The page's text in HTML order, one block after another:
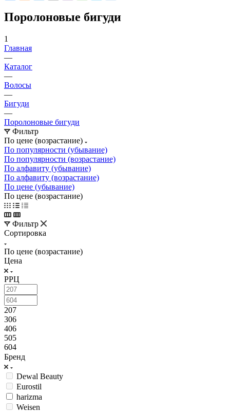
Поролоновые бигуди
1
Главная
—
Каталог
—
Волосы
—
Бигуди
—
Поролоновые бигуди
Фильтр
По цене (возрастание)
По популярности (убывание)
По популярности (возрастание)
По алфавиту (убывание)
По алфавиту (возрастание)
По цене (убывание)
По цене (возрастание)
Фильтр
Сортировка
По цене (возрастание)
Цена
РРЦ
207
306
406
505
604
Бренд
Dewal Beauty
Eurostil
harizma
Weisen